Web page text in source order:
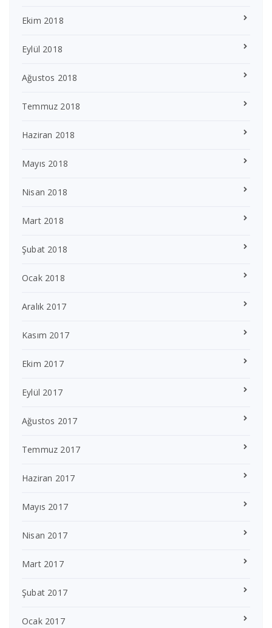
Ekim 2018
Eylül 2018
Ağustos 2018
Temmuz 2018
Haziran 2018
Mayıs 2018
Nisan 2018
Mart 2018
Şubat 2018
Ocak 2018
Aralık 2017
Kasım 2017
Ekim 2017
Eylül 2017
Ağustos 2017
Temmuz 2017
Haziran 2017
Mayıs 2017
Nisan 2017
Mart 2017
Şubat 2017
Ocak 2017